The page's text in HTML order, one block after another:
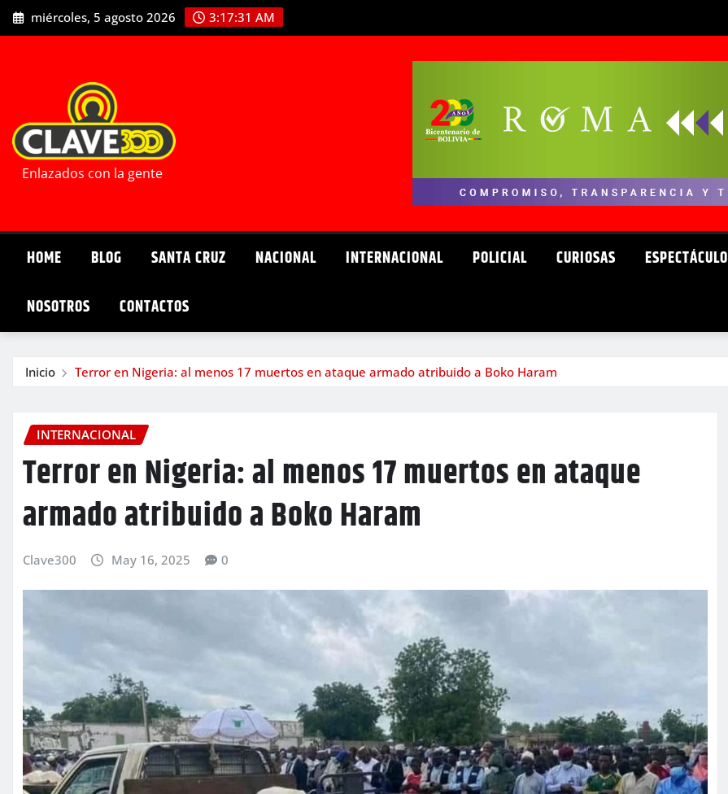
Saltar
al
miércoles, 5 agosto 2026 3:17:32 AM
Enlazados con la gente
HOME BLOG SANTA CRUZ NACIONAL INTERNACIONAL POLICIAL CURIOSAS ESPECTÁCULO
NOSOTROS CONTACTOS
Inicio Terror en Nigeria: al menos 17 muertos en ataque armado atribuido a Boko Haram
INTERNACIONAL
Terror en Nigeria: al menos 17 muertos en ataque
armado atribuido a Boko Haram
Clave300 May 16, 2025 0